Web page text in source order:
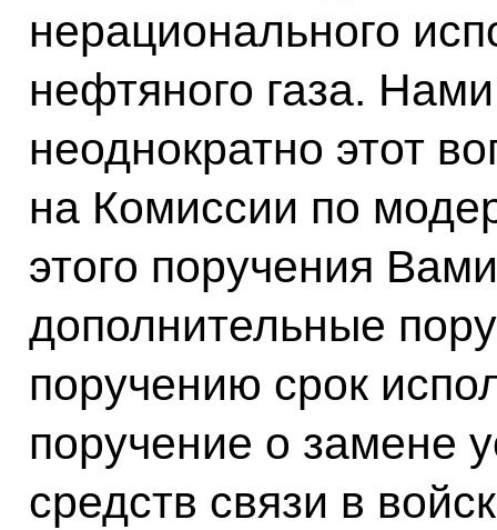
нерационального
нефтяного газа.
неоднократно этот
на Комиссии по
этого поручения
дополнительные
поручению срок
поручение о замене
средств связи в